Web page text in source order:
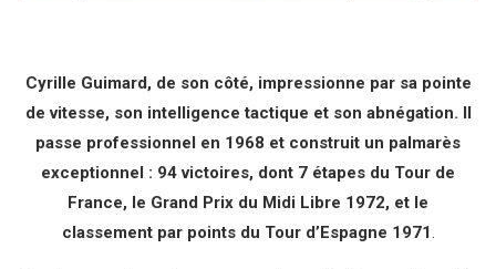
Cyrille Guimard, de son côté, impressionne par sa pointe
de vitesse, son intelligence tactique et son abnégation. Il
passe professionnel en 1968 et construit un palmarès
exceptionnel : 94 victoires, dont 7 étapes du Tour de
France, le Grand Prix du Midi Libre 1972, et le
classement par points du Tour d’Espagne 1971.